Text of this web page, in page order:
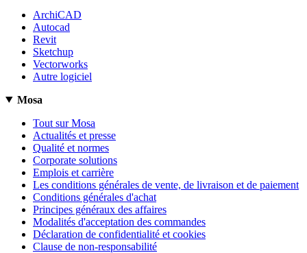
ArchiCAD
Autocad
Revit
Sketchup
Vectorworks
Autre logiciel
Mosa
Tout sur Mosa
Actualités et presse
Qualité et normes
Corporate solutions
Emplois et carrière
Les conditions générales de vente, de livraison et de paiement
Conditions générales d'achat
Principes généraux des affaires
Modalités d'acceptation des commandes
Déclaration de confidentialité et cookies
Clause de non-responsabilité